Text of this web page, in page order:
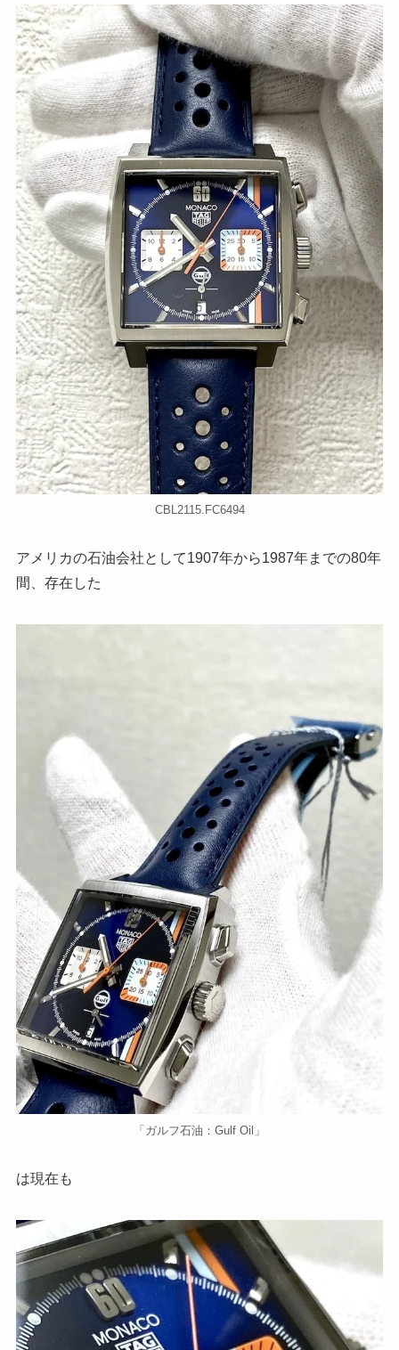
CBL2115.FC6494
アメリカの石油会社として1907年から1987年までの80年
間、存在した
「ガルフ石油：Gulf Oil」
は現在も